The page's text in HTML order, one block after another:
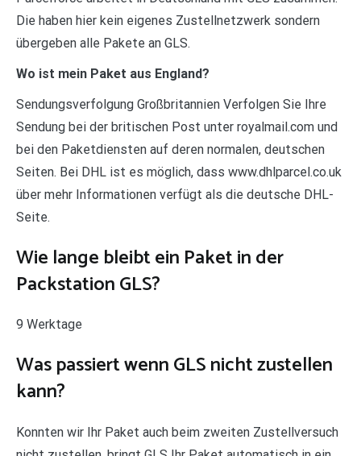
Die haben hier kein eigenes Zustellnetzwerk sondern
übergeben alle Pakete an GLS.
Wo ist mein Paket aus England?
Sendungsverfolgung Großbritannien Verfolgen Sie Ihre
Sendung bei der britischen Post unter royalmail.com und
bei den Paketdiensten auf deren normalen, deutschen
Seiten. Bei DHL ist es möglich, dass www.dhlparcel.co.uk
über mehr Informationen verfügt als die deutsche DHL-
Seite.
Wie lange bleibt ein Paket in der
Packstation GLS?
9 Werktage
Was passiert wenn GLS nicht zustellen
kann?
Konnten wir Ihr Paket auch beim zweiten Zustellversuch